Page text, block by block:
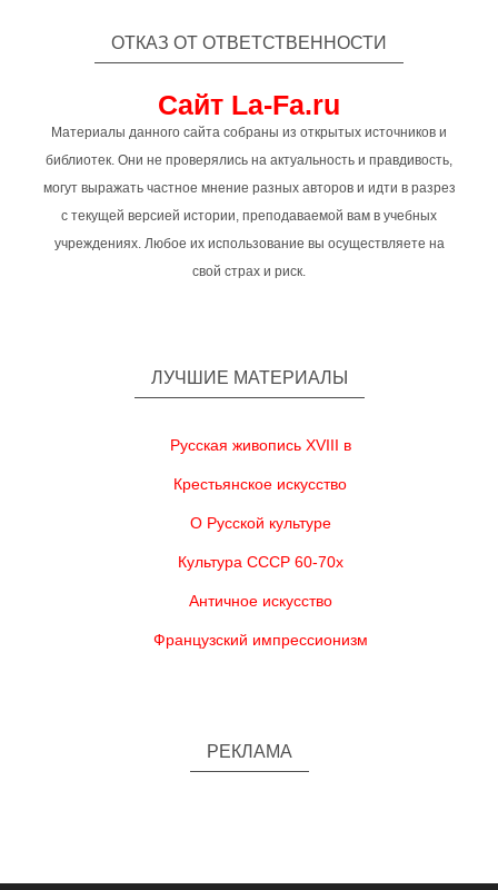
ОТКАЗ ОТ ОТВЕТСТВЕННОСТИ
Сайт La-Fa.ru
Материалы данного сайта собраны из открытых источников и
библиотек. Они не проверялись на актуальность и правдивость,
могут выражать частное мнение разных авторов и идти в разрез
с текущей версией истории, преподаваемой вам в учебных
учреждениях. Любое их использование вы осуществляете на
свой страх и риск.
ЛУЧШИЕ МАТЕРИАЛЫ
Русская живопись XVIII в
Крестьянское искусство
О Русской культуре
Культура СССР 60-70х
Античное искусство
Французский импрессионизм
РЕКЛАМА